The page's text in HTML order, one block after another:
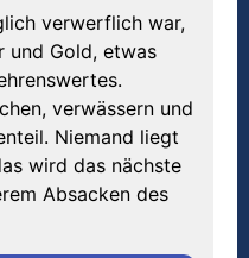
verwerflich war,
und Gold, etwas
verwässern und
Niemand liegt
wird das nächste
Absacken des